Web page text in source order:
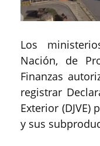
Los
Nación, de
Finanzas
registrar
Exterior (DJVE)
y sus